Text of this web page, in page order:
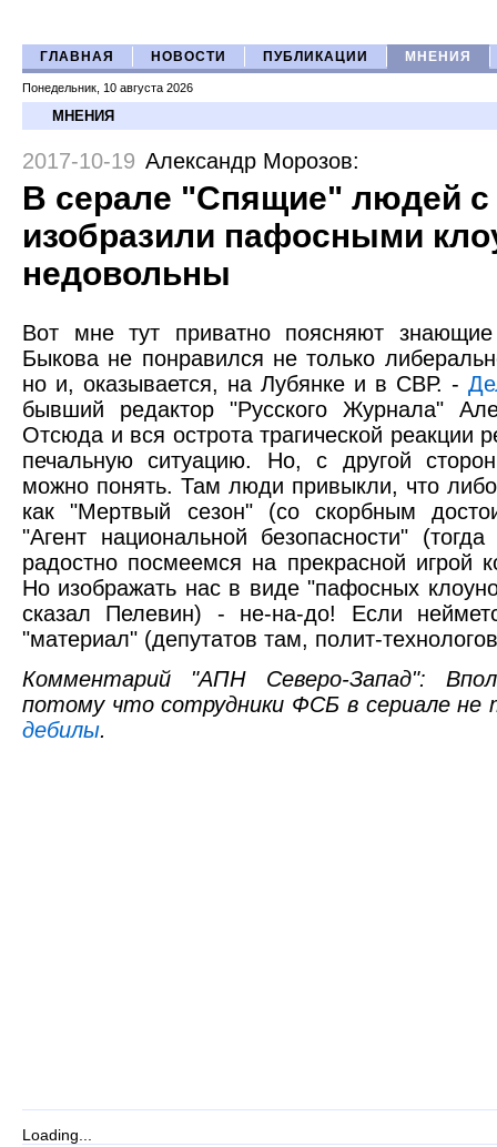
ГЛАВНАЯ НОВОСТИ ПУБЛИКАЦИИ МНЕНИЯ
Понедельник, 10 августа 2026
МНЕНИЯ
2017-10-19 Александр Морозов:
В серале "Спящие" людей с
изобразили пафосными
недовольны
Вот мне тут приватно поясняют
Быкова не понравился не только
но и, оказывается, на Лубянке и в СВР. -
бывший редактор "Русского Журнала"
Отсюда и вся острота трагической реакции
печальную ситуацию. Но, с другой
можно понять. Там люди привыкли, что
как "Мертвый сезон" (со скорбным
"Агент национальной безопасности"
радостно посмеемся на прекрасной игрой
Но изображать нас в виде "пафосных
сказал Пелевин) - не-на-до! Если
"материал" (депутатов там, полит-
Комментарий "АПН Северо-Запад":
потому что сотрудники ФСБ в сериале не
дебилы.
Loading...